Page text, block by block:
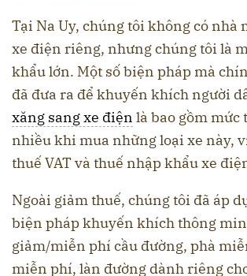
Tại Na Uy, chúng tôi không có nhà
xe điện riêng, nhưng chúng tôi là
khẩu lớn. Một số biện pháp mà
đã đưa ra để khuyến khích người
xăng sang xe điện là bao gồm mức
nhiều khi mua những loại xe này,
thuế VAT và thuế nhập khẩu xe
Ngoài giảm thuế, chúng tôi đã áp
biện pháp khuyến khích thông
giảm/miễn phí cầu đường, phà
miễn phí, làn đường dành riêng